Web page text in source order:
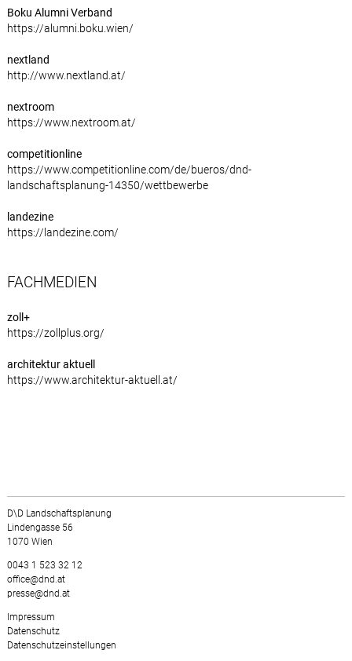
Boku Alumni Verband
https://alumni.boku.wien/
nextland
http://www.nextland.at/
nextroom
https://www.nextroom.at/
competitionline
https://www.competitionline.com/de/bueros/dnd-
landschaftsplanung-14350/wettbewerbe
landezine
https://landezine.com/
FACHMEDIEN
zoll+
https://zollplus.org/
architektur aktuell
https://www.architektur-aktuell.at/
D\D Landschaftsplanung
Lindengasse 56
1070 Wien
0043 1 523 32 12
office@dnd.at
presse@dnd.at
Impressum
Datenschutz
Datenschutzeinstellungen